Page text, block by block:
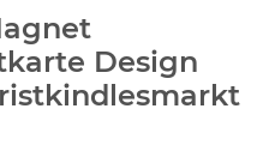
Design